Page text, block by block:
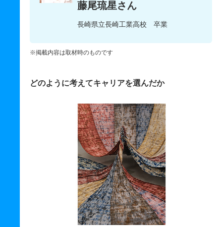
藤尾琉星さん
長崎県立長崎工業高校 卒業
※掲載内容は取材時のものです
どのように考えてキャリアを選んだか